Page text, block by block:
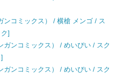
ンコミックス） / 横槍 メンゴ / ス
]
ガンコミックス） / めいびい / スク
ガンコミックス） / めいびい / スク